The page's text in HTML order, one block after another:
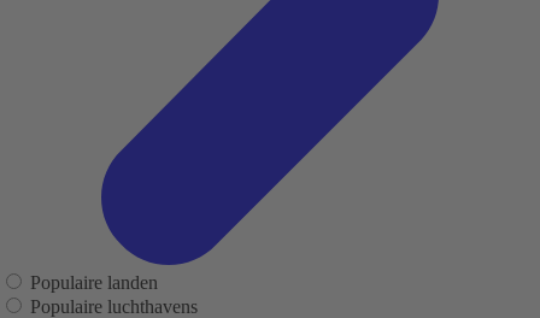
Populaire landen
Populaire luchthavens